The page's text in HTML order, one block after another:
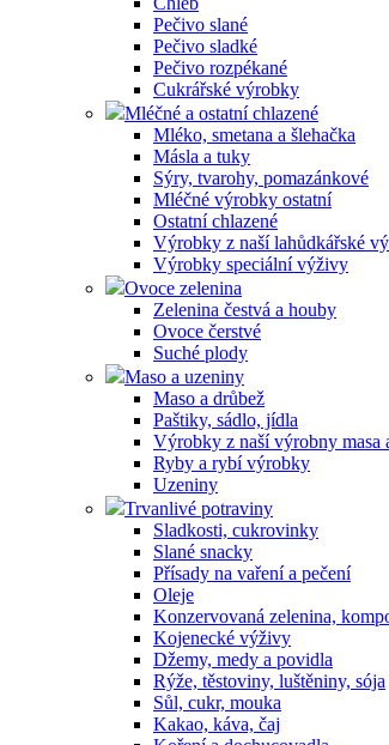
Pečivo slané
Pečivo sladké
Pečivo rozpékané
Cukrářské výrobky
Mléčné a ostatní chlazené
Mléko, smetana a šlehačka
Másla a tuky
Sýry, tvarohy, pomazánkové
Mléčné výrobky ostatní
Ostatní chlazené
Výrobky z naší lahůdkářské
Výrobky speciální výživy
Ovoce zelenina
Zelenina čestvá a houby
Ovoce čerstvé
Suché plody
Maso a uzeniny
Maso a drůbež
Paštiky, sádlo, jídla
Výrobky z naší výrobny masa
Ryby a rybí výrobky
Uzeniny
Trvanlivé potraviny
Sladkosti, cukrovinky
Slané snacky
Přísady na vaření a pečení
Oleje
Konzervovaná zelenina,
Kojenecké výživy
Džemy, medy a povidla
Rýže, těstoviny, luštěniny, sója
Sůl, cukr, mouka
Kakao, káva, čaj